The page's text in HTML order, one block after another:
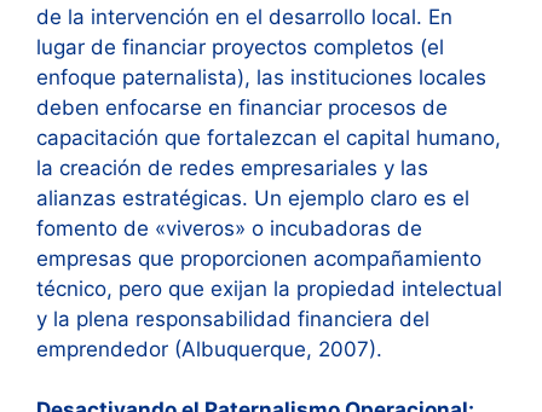
de la intervención en el desarrollo local. En
lugar de financiar proyectos completos (el
enfoque paternalista), las instituciones locales
deben enfocarse en financiar procesos de
capacitación que fortalezcan el capital humano,
la creación de redes empresariales y las
alianzas estratégicas. Un ejemplo claro es el
fomento de «viveros» o incubadoras de
empresas que proporcionen acompañamiento
técnico, pero que exijan la propiedad intelectual
y la plena responsabilidad financiera del
emprendedor (Albuquerque, 2007).